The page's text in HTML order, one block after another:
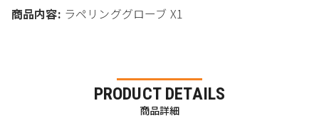
商品内容: ラペリンググローブ X1
PRODUCT DETAILS
商品詳細